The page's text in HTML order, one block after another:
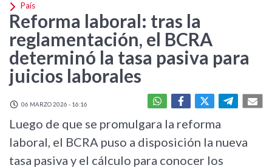
País
Reforma laboral: tras la
reglamentación, el BCRA
determinó la tasa pasiva para
juicios laborales
06 MARZO 2026 - 16:16
Luego de que se promulgara la reforma
laboral, el BCRA puso a disposición la nueva
tasa pasiva y el cálculo para conocer los